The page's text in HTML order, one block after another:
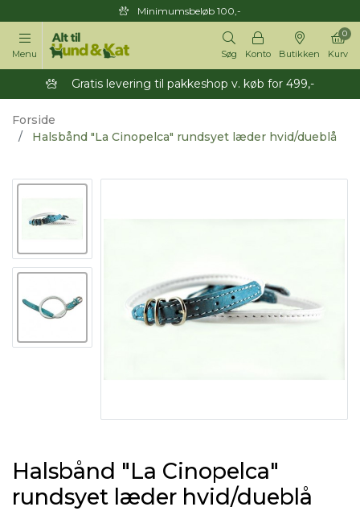
Minimumsbeløb 100,-
Menu Søg Konto Butikken Kurv
0
Gratis levering til pakkeshop v. køb for 499,-
Forside
Halsbånd "La Cinopelca" rundsyet læder hvid/dueblå
Halsbånd "La Cinopelca"
rundsyet læder hvid/dueblå